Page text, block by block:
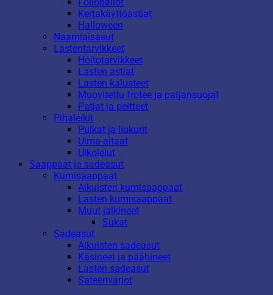
Foliopallot
Kertakäyttöastiat
Halloween
Naamiaisasut
Lastentarvikkeet
Hoitotarvikkeet
Lasten astiat
Lasten kalusteet
Muovitettu frotee ja patjansuojat
Patjat ja peitteet
Pihaleikit
Pulkat ja liukurit
Uima-altaat
Ulkolelut
Saappaat ja sadeasut
Kumisaappaat
Aikuisten kumisaappaat
Lasten kumisaappaat
Muut jalkineet
Sukat
Sadeasut
Aikuisten sadeasut
Käsineet ja päähineet
Lasten sadeasut
Sateenvarjot